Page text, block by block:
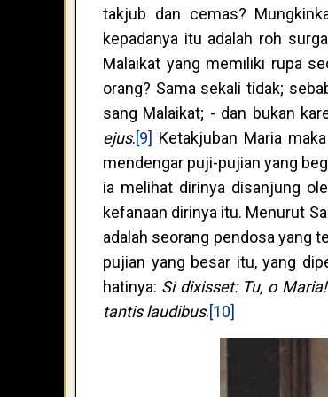
takjub dan cemas?
kepadanya itu adalah roh
Malaikat yang memiliki rupa
orang? Sama sekali tidak;
sang Malaikat; - dan bukan
ejus.[9] Ketakjuban Maria
mendengar puji-pujian yang
ia melihat dirinya disanjung
kefanaan dirinya itu. Menurut
adalah seorang pendosa yang
pujian yang besar itu, yang
hatinya: Si dixisset: Tu, o
tantis laudibus.[10]